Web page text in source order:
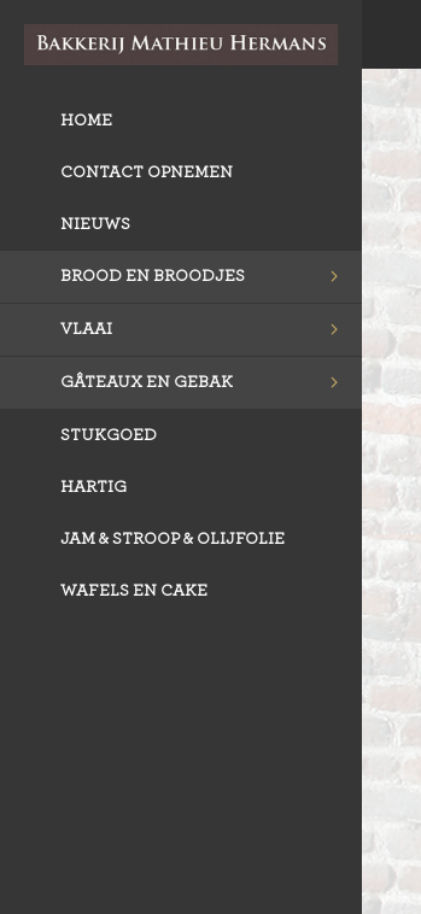
HOME
CONTACT OPNEMEN
NIEUWS
BROOD EN BROODJES
VLAAI
GÂTEAUX EN GEBAK
STUKGOED
HARTIG
JAM & STROOP & OLIJFOLIE
WAFELS EN CAKE